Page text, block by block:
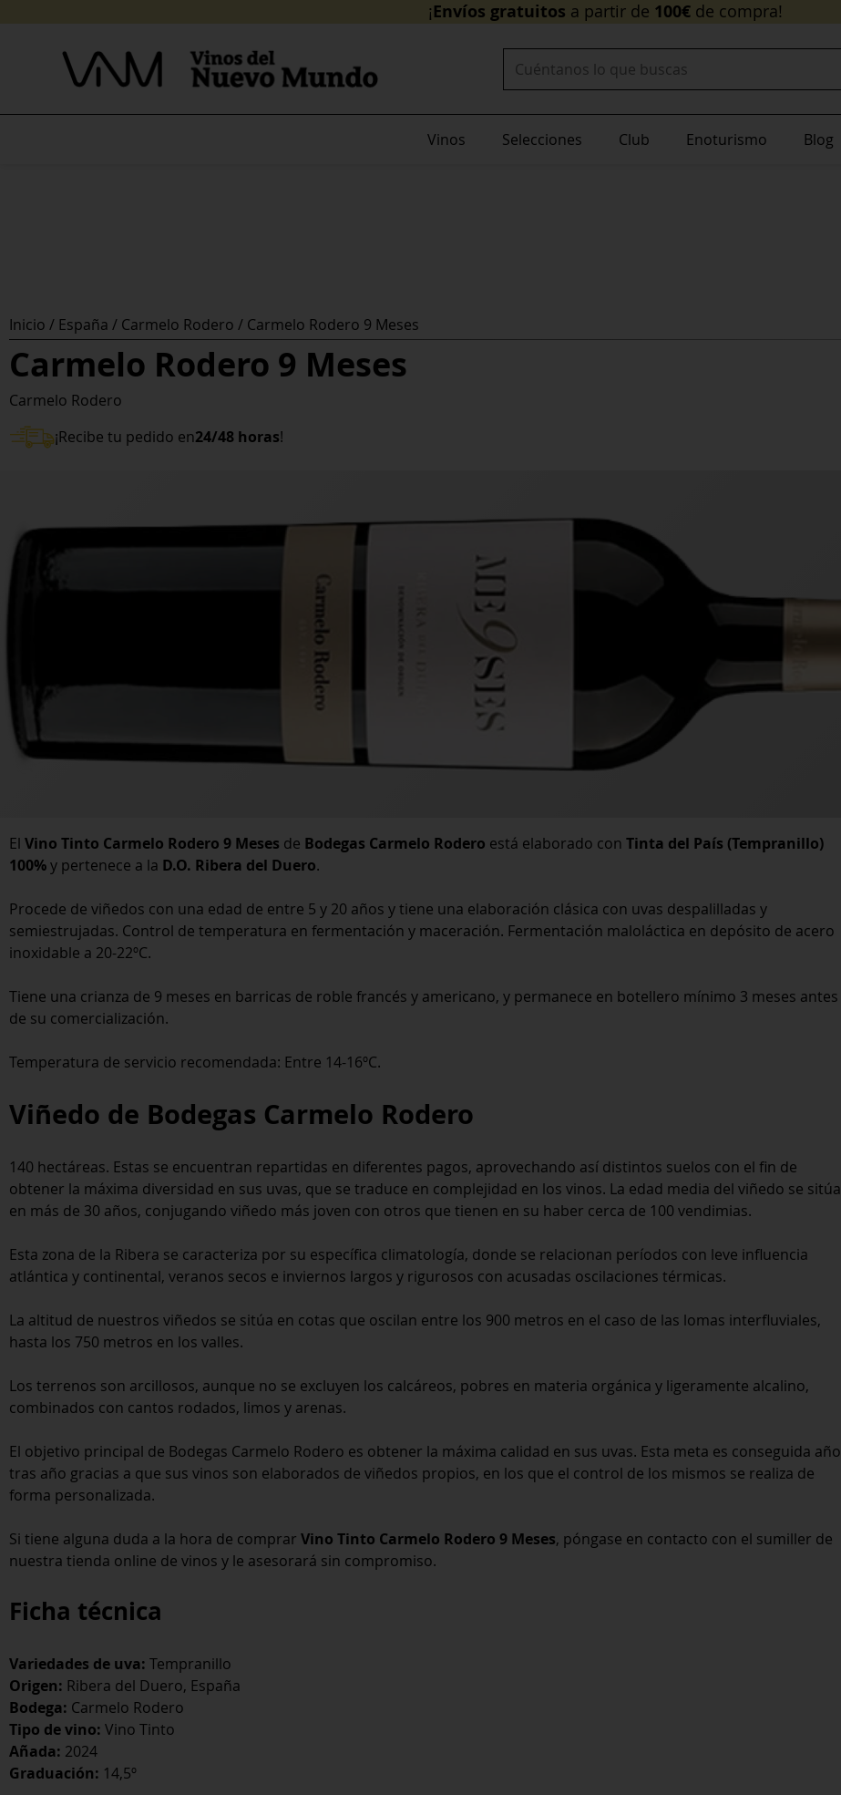
¡Envíos gratuitosa
Vinos Selecciones Club Enoturismo Blog
Inicio / España / Carmelo Rodero / Carmelo Rodero 9 Meses
Carmelo Rodero 9 Meses
Carmelo Rodero
¡Recibe tu pedido en24/48 horas!
El Vino Tinto Carmelo Rodero 9 Meses de Bodegas Carmelo Rodero está elaborado con Tinta del País (Tempranillo)
100%y pertenece a la D.O. Ribera del Duero.
Procede de viñedos con una edad de entre 5 y 20 años y tiene una elaboración clásica con uvas despalilladas y
semiestrujadas. Control de temperatura en fermentación y maceración. Fermentación maloláctica en depósito de acero
inoxidable a 20-22ºC.
Tiene una crianza de 9 meses en barricas de roble francés y americano, y permanece en botellero mínimo 3 meses antes
de su comercialización.
Temperatura de servicio recomendada: Entre 14-16ºC.
Viñedo de Bodegas Carmelo Rodero
140 hectáreas. Estas se encuentran repartidas en diferentes pagos, aprovechando así distintos suelos con el fin de
obtener la máxima diversidad en sus uvas, que se traduce en complejidad en los vinos. La edad media del viñedo se sitúa
en más de 30 años, conjugando viñedo más joven con otros que tienen en su haber cerca de 100 vendimias.
Esta zona de la Ribera se caracteriza por su específica climatología, donde se relacionan períodos con leve influencia
atlántica y continental, veranos secos e inviernos largos y rigurosos con acusadas oscilaciones térmicas.
La altitud de nuestros viñedos se sitúa en cotas que oscilan entre los 900 metros en el caso de las lomas interfluviales,
hasta los 750 metros en los valles.
Los terrenos son arcillosos, aunque no se excluyen los calcáreos, pobres en materia orgánica y ligeramente alcalino,
combinados con cantos rodados, limos y arenas.
El objetivo principal de Bodegas Carmelo Rodero es obtener la máxima calidad en sus uvas. Esta meta es conseguida año
tras año gracias a que sus vinos son elaborados de viñedos propios, en los que el control de los mismos se realiza de
forma personalizada.
Si tiene alguna duda a la hora de comprar Vino Tinto Carmelo Rodero 9 Meses, póngase en contacto con el sumiller de
nuestra tienda online de vinos y le asesorará sin compromiso.
Ficha técnica
Variedades de uva: Tempranillo
Origen: Ribera del Duero, España
Bodega: Carmelo Rodero
Tipo de vino: Vino Tinto
Añada: 2024
Graduación: 14,5º